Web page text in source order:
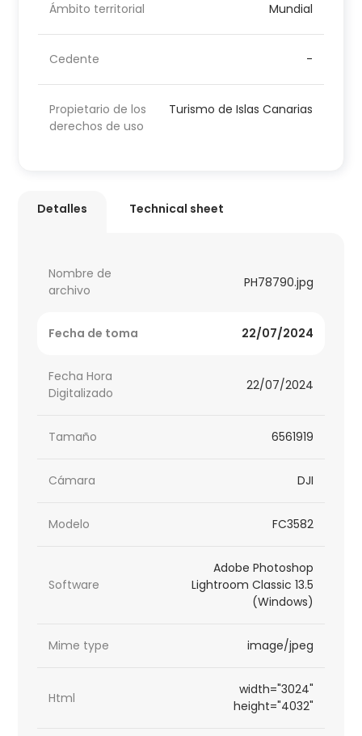
Ámbito territorial Mundial
Cedente -
Propietario de los
derechos de uso
Turismo de Islas Canarias
Detalles Technical sheet
Nombre de
archivo
PH78790.jpg
Fecha de toma 22/07/2024
Fecha Hora
Digitalizado
22/07/2024
Tamaño 6561919
Cámara DJI
Modelo FC3582
Software
Adobe Photoshop
Lightroom Classic 13.5
(Windows)
Mime type image/jpeg
Html
width="3024"
height="4032"